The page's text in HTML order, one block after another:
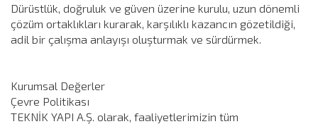
Dürüstlük, doğruluk ve güven üzerine kurulu, uzun dönemli
çözüm ortaklıkları kurarak, karşılıklı kazancın gözetildiği,
adil bir çalışma anlayışı oluşturmak ve sürdürmek.
Kurumsal Değerler
Çevre Politikası
TEKNİK YAPI A.Ş. olarak, faaliyetlerimizin tüm